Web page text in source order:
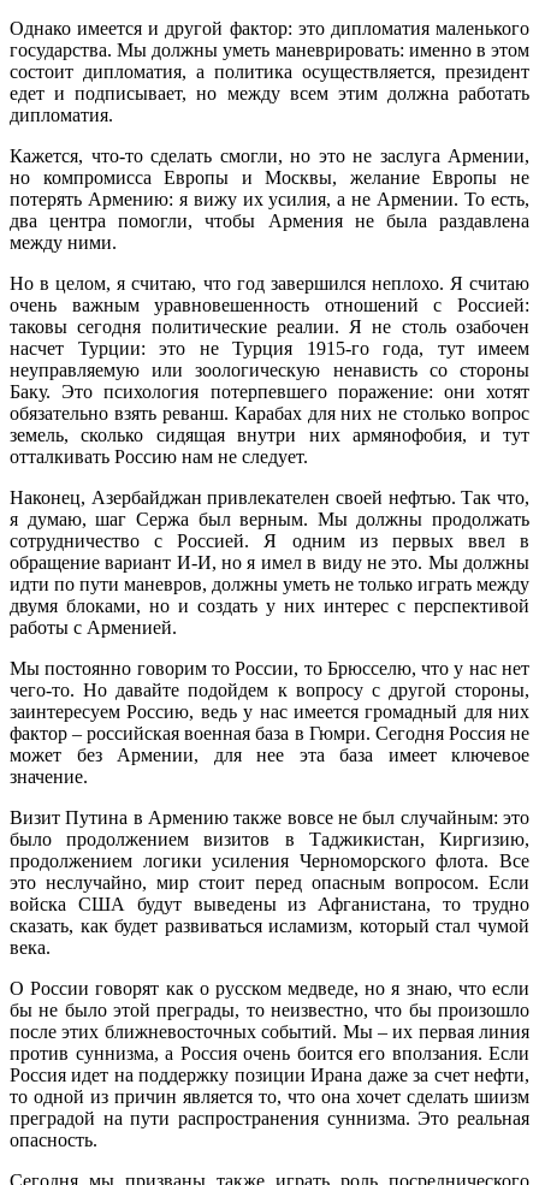
Однако имеется и другой фактор: это дипломатия маленького
государства. Мы должны уметь маневрировать: именно в этом
состоит дипломатия, а политика осуществляется, президент
едет и подписывает, но между всем этим должна работать
дипломатия.
Кажется, что-то сделать смогли, но это не заслуга Армении,
но компромисса Европы и Москвы, желание Европы не
потерять Армению: я вижу их усилия, а не Армении. То есть,
два центра помогли, чтобы Армения не была раздавлена
между ними.
Но в целом, я считаю, что год завершился неплохо. Я считаю
очень важным уравновешенность отношений с Россией:
таковы сегодня политические реалии. Я не столь озабочен
насчет Турции: это не Турция 1915-го года, тут имеем
неуправляемую или зоологическую ненависть со стороны
Баку. Это психология потерпевшего поражение: они хотят
обязательно взять реванш. Карабах для них не столько вопрос
земель, сколько сидящая внутри них армянофобия, и тут
отталкивать Россию нам не следует.
Наконец, Азербайджан привлекателен своей нефтью. Так что,
я думаю, шаг Сержа был верным. Мы должны продолжать
сотрудничество с Россией. Я одним из первых ввел в
обращение вариант И-И, но я имел в виду не это. Мы должны
идти по пути маневров, должны уметь не только играть между
двумя блоками, но и создать у них интерес с перспективой
работы с Арменией.
Мы постоянно говорим то России, то Брюсселю, что у нас нет
чего-то. Но давайте подойдем к вопросу с другой стороны,
заинтересуем Россию, ведь у нас имеется громадный для них
фактор – российская военная база в Гюмри. Сегодня Россия не
может без Армении, для нее эта база имеет ключевое
значение.
Визит Путина в Армению также вовсе не был случайным: это
было продолжением визитов в Таджикистан, Киргизию,
продолжением логики усиления Черноморского флота. Все
это неслучайно, мир стоит перед опасным вопросом. Если
войска США будут выведены из Афганистана, то трудно
сказать, как будет развиваться исламизм, который стал чумой
века.
О России говорят как о русском медведе, но я знаю, что если
бы не было этой преграды, то неизвестно, что бы произошло
после этих ближневосточных событий. Мы – их первая линия
против суннизма, а Россия очень боится его вползания. Если
Россия идет на поддержку позиции Ирана даже за счет нефти,
то одной из причин является то, что она хочет сделать шиизм
преградой на пути распространения суннизма. Это реальная
опасность.